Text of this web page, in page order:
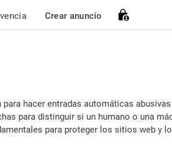
Crear anuncio
hacer entradas automáticas
para distinguir si un humano o una
para proteger los sitios web y